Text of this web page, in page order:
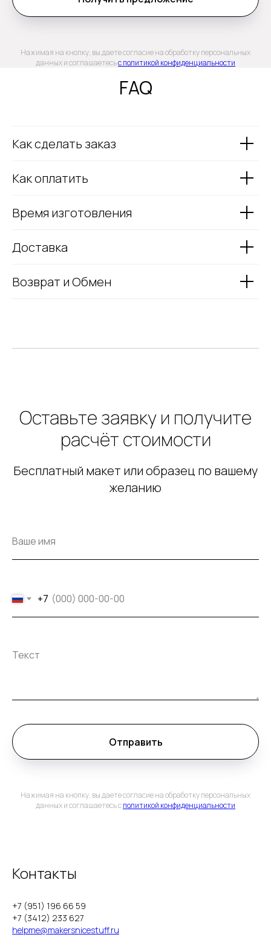
Нажимая на кнопку, вы даете согласие на обработку персональных
данных и соглашаетесьc политикой конфиденциальности
FAQ
Как сделать заказ
Как оплатить
Время изготовления
Доставка
Возврат и Обмен
Оставьте заявку и получите
расчёт стоимости
Бесплатный макет или образец по вашему
желанию
+7
Отправить
Нажимая на кнопку, вы даете согласие на обработку персональных
данных и соглашаетесь cполитикой конфиденциальности
Контакты
+7 (951) 196 66 59
+7 (3412) 233 627
helpme@makersnicestuff.ru